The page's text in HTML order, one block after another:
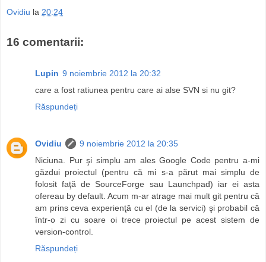
Ovidiu la 20:24
16 comentarii:
Lupin 9 noiembrie 2012 la 20:32
care a fost ratiunea pentru care ai alse SVN si nu git?
Răspundeți
Ovidiu
9 noiembrie 2012 la 20:35
Niciuna. Pur şi simplu am ales Google Code pentru a-mi
găzdui proiectul (pentru că mi s-a părut mai simplu de
folosit faţă de SourceForge sau Launchpad) iar ei asta
ofereau by default. Acum m-ar atrage mai mult git pentru că
am prins ceva experienţă cu el (de la servici) şi probabil că
într-o zi cu soare oi trece proiectul pe acest sistem de
version-control.
Răspundeți